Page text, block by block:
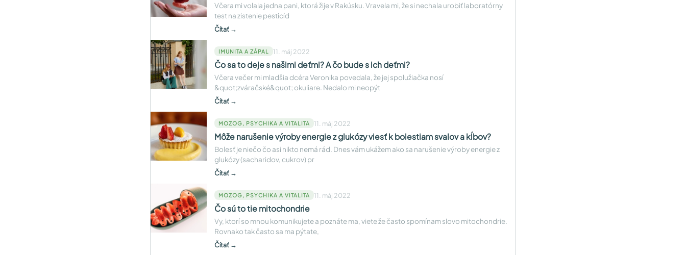
Včera mi volala jedna pani, ktorá žije v Rakúsku. Vravela mi, že si nechala urobiť laboratórny
test na zistenie pesticíd
Čítať →
IMUNITA A ZÁPAL 11. máj 2022
Čo sa to deje s našimi deťmi? A čo bude s ich deťmi?
Včera večer mi mladšia dcéra Veronika povedala, že jej spolužiačka nosí
&quot;zváračské&quot; okuliare. Nedalo mi neopýt
Čítať →
MOZOG, PSYCHIKA A VITALITA 11. máj 2022
Môže narušenie výroby energie z glukózy viesť k bolestiam svalov a kĺbov?
Bolesť je niečo čo asi nikto nemá rád. Dnes vám ukážem ako sa narušenie výroby energie z
glukózy (sacharidov, cukrov) pr
Čítať →
MOZOG, PSYCHIKA A VITALITA 11. máj 2022
Čo sú to tie mitochondrie
Vy, ktorí so mnou komunikujete a poznáte ma, viete že často spomínam slovo mitochondrie.
Rovnako tak často sa ma pýtate,
Čítať →